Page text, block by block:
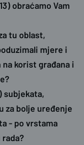
obraćamo Vam
tu oblast,
mjere i
korist građana i
subjekata,
za bolje uređenje
- po vrstama